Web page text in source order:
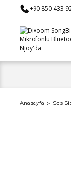
+90 850 433
Anasayfa Ses